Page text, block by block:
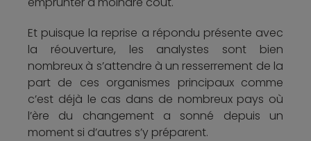
Et puisque la reprise a répondu présente avec
la réouverture, les analystes sont bien
nombreux à s’attendre à un resserrement de la
part de ces organismes principaux comme
c’est déjà le cas dans de nombreux pays où
l’ère du changement a sonné depuis un
moment si d’autres s’y préparent.